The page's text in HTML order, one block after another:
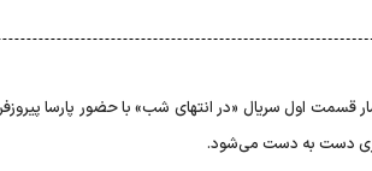
قسمت اول سریال «در انتهای شب» با حضور پارسا
دست به دست می‌شود.